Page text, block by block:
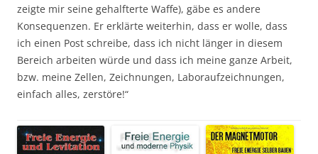
zeigte mir seine gehalfterte Waffe), gäbe es andere
Konsequenzen. Er erklärte weiterhin, dass er wolle, dass
ich einen Post schreibe, dass ich nicht länger in diesem
Bereich arbeiten würde und dass ich meine ganze Arbeit,
bzw. meine Zellen, Zeichnungen, Laboraufzeichnungen,
einfach alles, zerstöre!“